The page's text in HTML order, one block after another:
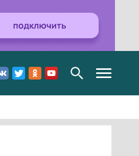
Toggle
navigation